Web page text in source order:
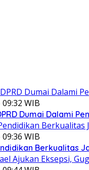
WIB
Dumai Dalami
WIB
Berkualitas